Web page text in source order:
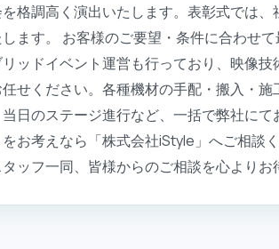
格調高く演出いたします。表彰式では
ます。 お客様のご要望・条件に合わせ
ッドイベント運営も行っており、映像
せください。各種機材の手配・搬入・
日のステージ進行など、一括で弊社に
お考えなら「株式会社iStyle」へご相談
ッフ一同、皆様からのご相談を心より